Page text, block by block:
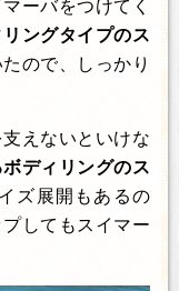
ーバをつけてく
ングタイプのス
ので、しっかり
えないといけな
ディリングのス
ズ展開もあるの
してもスイマー